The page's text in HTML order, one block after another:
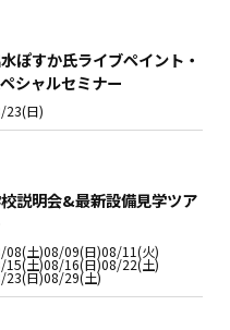
ぽすか氏ライブペイント・
シャルセミナー
23(日)
説明会&最新設備見学ツア
08(土)08/09(日)08/11(火)
15(土)08/16(日)08/22(土)
23(日)08/29(土)